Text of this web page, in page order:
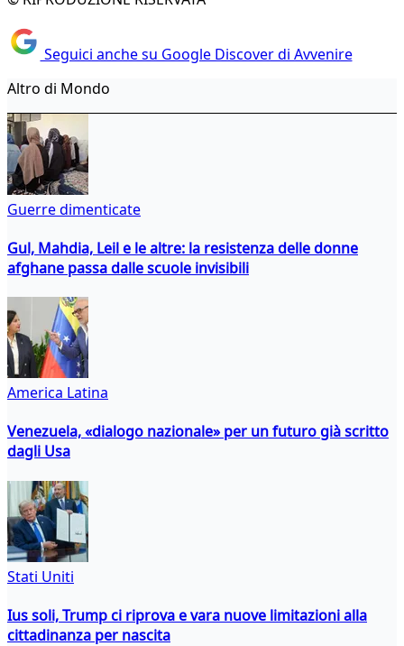
Seguici anche su Google Discover di Avvenire
Altro di Mondo
Guerre dimenticate
Gul, Mahdia, Leil e le altre: la resistenza delle donne
afghane passa dalle scuole invisibili
America Latina
Venezuela, «dialogo nazionale» per un futuro già scritto
dagli Usa
Stati Uniti
Ius soli, Trump ci riprova e vara nuove limitazioni alla
cittadinanza per nascita